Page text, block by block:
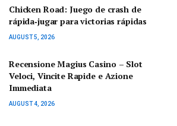
Chicken Road: Juego de crash de
rápida‑jugar para victorias rápidas
AUGUST 5, 2026
Recensione Magius Casino – Slot
Veloci, Vincite Rapide e Azione
Immediata
AUGUST 4, 2026